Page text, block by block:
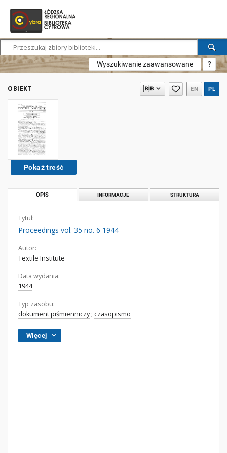
Wyszukiwanie zaawansowane ?
OBIEKT EN PL
Pokaż treść
OPIS INFORMACJE STRUKTURA
Tytuł:
Proceedings vol. 35 no. 6 1944
Autor:
Textile Institute
Data wydania:
1944
Typ zasobu:
dokument piśmienniczy; czasopismo
Więcej